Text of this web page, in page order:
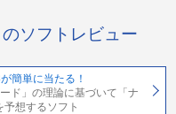
ソフトレビュー
簡単に当たる！
ド」の理論に基づいて「ナ
想するソフト